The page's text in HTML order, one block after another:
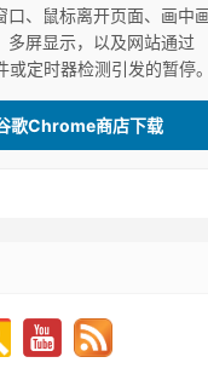
口、鼠标离开页面、画中
多屏显示，以及网站通过
定时器检测引发的暂停。
Chrome商店下载